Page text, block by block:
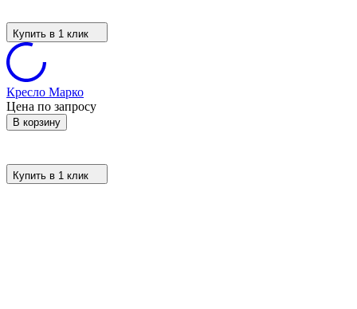
Купить в 1 клик
Кресло Марко
Цена по запросу
В корзину
Купить в 1 клик